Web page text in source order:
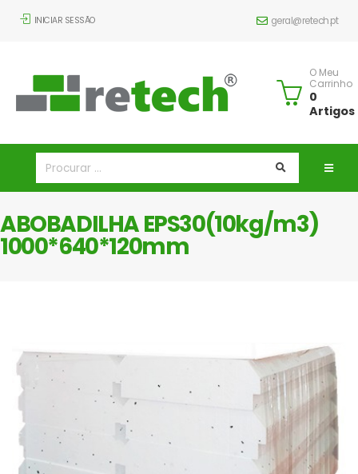
INICIAR SESSÃO geral@retech.pt
O Meu
Carrinho
0
Artigos
ABOBADILHA EPS30(10kg/m3)
1000*640*120mm